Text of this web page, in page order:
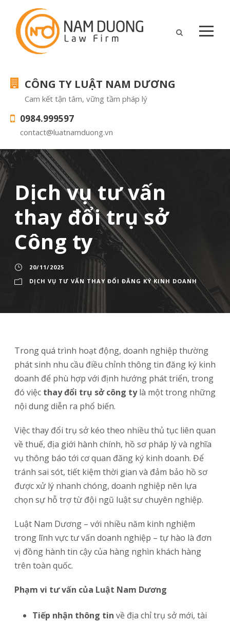
CÔNG TY LUẬT NAM DƯƠNG
Cam kết tận tâm, vững tầm pháp lý
0984.999597
contact@luatnamduong.vn
Dịch vụ tư vấn
thay đổi trụ sở
Công ty
20/11/2025
DỊCH VỤ TƯ VẤN THAY ĐỔI ĐĂNG KÝ KINH DOANH
Trong quá trình hoạt động, doanh nghiệp thường
phát sinh nhu cầu điều chỉnh thông tin đăng ký kinh
doanh để phù hợp với định hướng phát triển, trong
đó việc thay đổi trụ sở công tylà một trong những
nội dung diễn ra phổ biến.
Việc thay đổi trụ sở kéo theo nhiều thủ tục liên quan
về thuế, địa giới hành chính, hồ sơ pháp lý và nghĩa
vụ thông báo tới cơ quan đăng ký kinh doanh. Để
tránh sai sót, tiết kiệm thời gian và đảm bảo hồ sơ
được xử lý nhanh chóng, doanh nghiệp nên lựa
chọn sự hỗ trợ từ đội ngũ luật sư chuyên nghiệp.
Luật Nam Dương – với nhiều năm kinh nghiệm
trong lĩnh vực tư vấn doanh nghiệp – tự hào là đơn
vị đồng hành tin cậy của hàng nghìn khách hàng
trên toàn quốc.
Phạm vi tư vấn của Luật Nam Dương
Tiếp nhận thông tin về địa chỉ trụ sở mới, tài